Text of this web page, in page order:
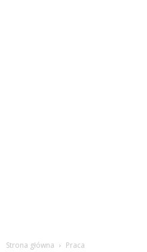
Strona główna Praca